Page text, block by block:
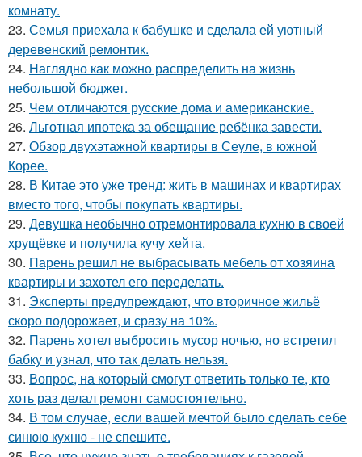
комнату.
23. Семья приехала к бабушке и сделала ей уютный
деревенский ремонтик.
24. Наглядно как можно распределить на жизнь
небольшой бюджет.
25. Чем отличаются русские дома и американские.
26. Льготная ипотека за обещание ребёнка завести.
27. Обзор двухэтажной квартиры в Сеуле, в южной
Корее.
28. В Китае это уже тренд: жить в машинах и квартирах
вместо того, чтобы покупать квартиры.
29. Девушка необычно отремонтировала кухню в своей
хрущёвке и получила кучу хейта.
30. Парень решил не выбрасывать мебель от хозяина
квартиры и захотел его переделать.
31. Эксперты предупреждают, что вторичное жильё
скоро подорожает, и сразу на 10%.
32. Парень хотел выбросить мусор ночью, но встретил
бабку и узнал, что так делать нельзя.
33. Вопрос, на который смогут ответить только те, кто
хоть раз делал ремонт самостоятельно.
34. В том случае, если вашей мечтой было сделать себе
синюю кухню - не спешите.